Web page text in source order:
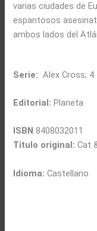
varias ciudades de
espantosos
ambos lados del
Serie: Alex Cross; 4
Editorial: Planeta
ISBN 8408032011
Título original: Cat
Idioma: Castellano